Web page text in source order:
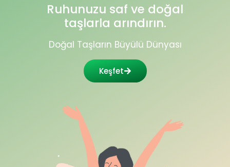
Ruhunuzu saf ve doğal
taşlarla arındırın.
Doğal Taşların Büyülü Dünyası
Keşfet